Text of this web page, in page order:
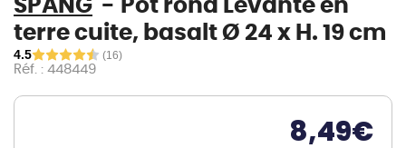
SPANG
Pot rond Levante en
terre cuite, basalt Ø 24 x H. 19 cm
4.5 (16)
Réf. : 448449
8,49€